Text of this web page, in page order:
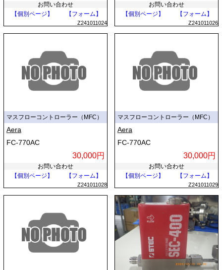
お問い合わせ
【個別ページ】
【フォーム】
Z241011024
お問い合わせ
【個別ページ】
【フォーム】
Z241011026
マスフローコントローラー（MFC）
Aera
FC-770AC
30,000円
お問い合わせ
【個別ページ】
【フォーム】
Z241011028
マスフローコントローラー（MFC）
Aera
FC-770AC
30,000円
お問い合わせ
【個別ページ】
【フォーム】
Z241011029